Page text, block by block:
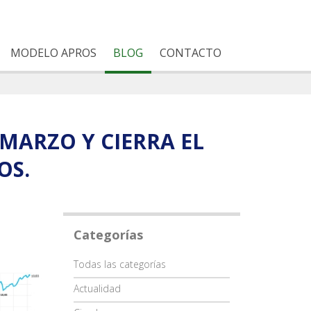
MODELO APROS BLOG CONTACTO
Y CIERRA EL
Categorías
Categoría
Todas las categorías
Actualidad